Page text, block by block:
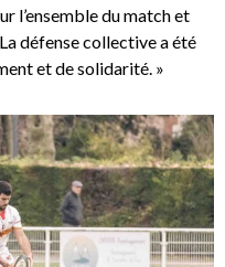
l’ensemble du match et
défense collective a été
et de solidarité. »